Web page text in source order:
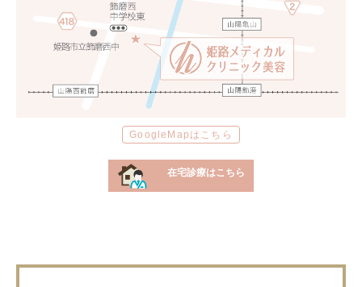
GoogleMapはこちら
在宅診療はこちら